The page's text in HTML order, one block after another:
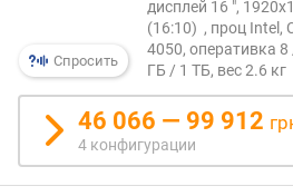
Г
Б
)
е
м
Спросить
дисплей 16 ",
(16:10) , проц Intel,
4050, оперативка
ГБ / 1 ТБ, вес 2.6 кг
46 066 — 99 912
4 конфигурации